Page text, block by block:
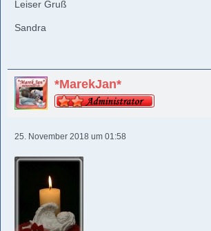
Leiser Gruß
Sandra
*MarekJan*
25. November 2018 um 01:58